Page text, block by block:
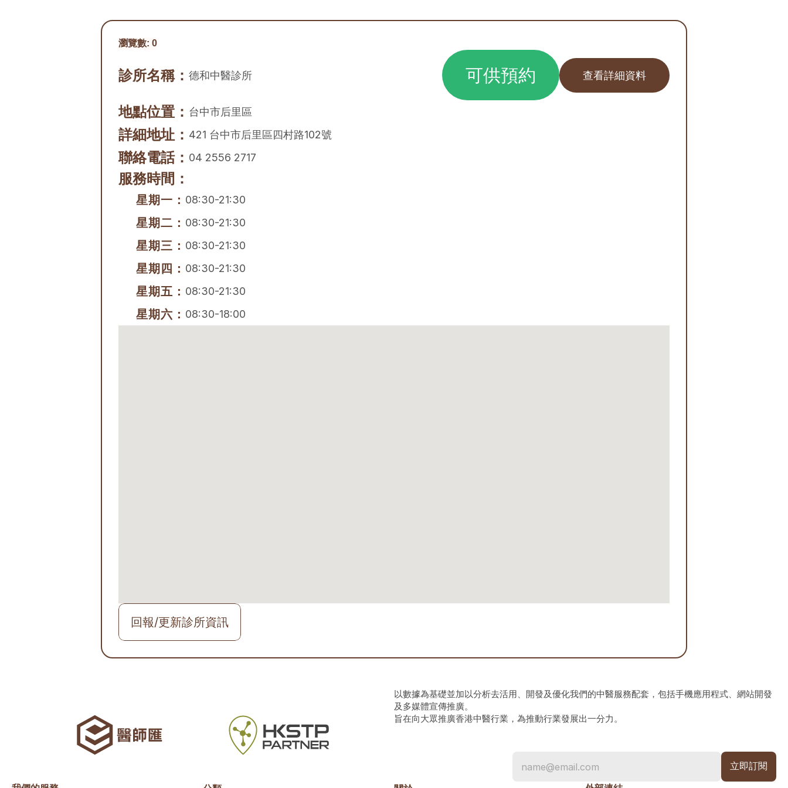
瀏覽數: 0
診所名稱： 德和中醫診所 可供預約 查看詳細資料
地點位置： 台中市后里區
詳細地址： 421 台中市后里區四村路102號
聯絡電話： 04 2556 2717
服務時間：
星期一： 08:30-21:30
星期二： 08:30-21:30
星期三： 08:30-21:30
星期四： 08:30-21:30
星期五： 08:30-21:30
星期六： 08:30-18:00
回報/更新診所資訊
以數據為基礎並加以分析去活用、開發及優化我們的中醫服務配套，包括手機應用程式、網站開發
及多媒體宣傳推廣。
旨在向大眾推廣香港中醫行業，為推動行業發展出一分力。